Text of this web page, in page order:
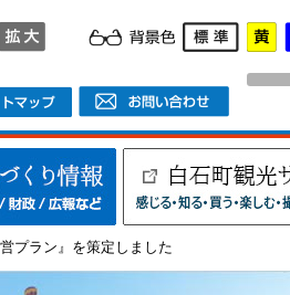
プラン』を策定しました